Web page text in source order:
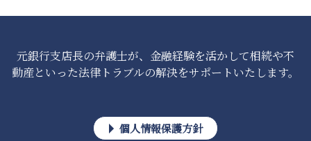
元銀行支店長の弁護士が、金融経験を活かして相続や不
動産といった法律トラブルの解決をサポートいたします。
個人情報保護方針